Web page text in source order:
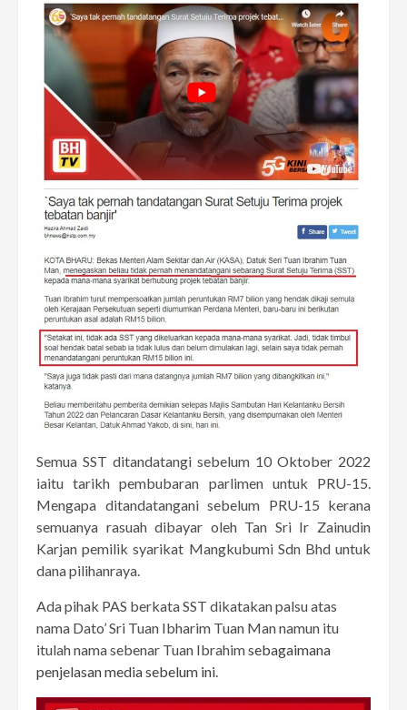
Semua SST ditandatangi sebelum 10 Oktober 2022
iaitu tarikh pembubaran parlimen untuk PRU-15.
Mengapa ditandatangani sebelum PRU-15 kerana
semuanya rasuah dibayar oleh Tan Sri Ir Zainudin
Karjan pemilik syarikat Mangkubumi Sdn Bhd untuk
dana pilihanraya.
Ada pihak PAS berkata SST dikatakan palsu atas
nama Dato’ Sri Tuan Ibharim Tuan Man namun itu
itulah nama sebenar Tuan Ibrahimsebagaimana
penjelasan media sebelum ini.